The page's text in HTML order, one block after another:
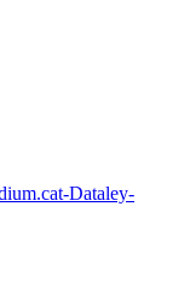
Dataley-